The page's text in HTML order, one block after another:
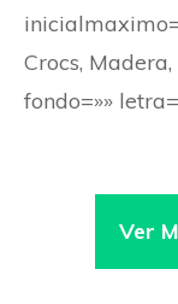
Crocs,
fondo=»»
Ver